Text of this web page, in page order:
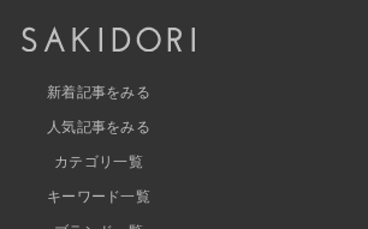
新着記事をみる
人気記事をみる
カテゴリ一覧
キーワード一覧